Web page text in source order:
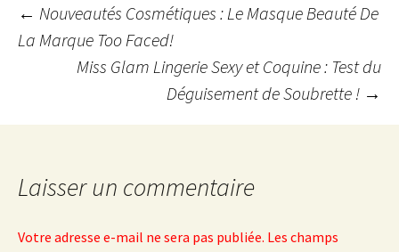
Navigation
articles
← Nouveautés Cosmétiques : Le Masque Beauté De
La Marque Too Faced!
Miss Glam Lingerie Sexy et Coquine : Test du
Déguisement de Soubrette ! →
Laisser un commentaire
Votre adresse e-mail ne sera pas publiée. Les champs